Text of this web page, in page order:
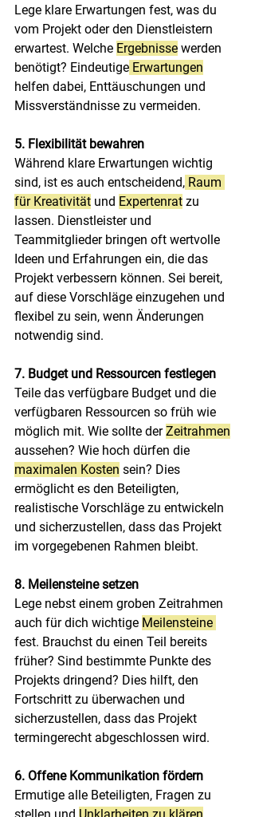
Lege klare Erwartungen fest, was du
vom Projekt oder den Dienstleistern
erwartest. Welche Ergebnisse werden
benötigt? Eindeutige Erwartungen
helfen dabei, Enttäuschungen und
Missverständnisse zu vermeiden.
5. Flexibilität bewahren
Während klare Erwartungen wichtig
sind, ist es auch entscheidend, Raum
für Kreativität und Expertenrat zu
lassen. Dienstleister und
Teammitglieder bringen oft wertvolle
Ideen und Erfahrungen ein, die das
Projekt verbessern können. Sei bereit,
auf diese Vorschläge einzugehen und
flexibel zu sein, wenn Änderungen
notwendig sind.
7. Budget und Ressourcen festlegen
Teile das verfügbare Budget und die
verfügbaren Ressourcen so früh wie
möglich mit. Wie sollte der Zeitrahmen
aussehen? Wie hoch dürfen die
maximalen Kosten sein? Dies
ermöglicht es den Beteiligten,
realistische Vorschläge zu entwickeln
und sicherzustellen, dass das Projekt
im vorgegebenen Rahmen bleibt.
8. Meilensteine setzen
Lege nebst einem groben Zeitrahmen
auch für dich wichtige Meilensteine
fest. Brauchst du einen Teil bereits
früher? Sind bestimmte Punkte des
Projekts dringend? Dies hilft, den
Fortschritt zu überwachen und
sicherzustellen, dass das Projekt
termingerecht abgeschlossen wird.
6. Offene Kommunikation fördern
Ermutige alle Beteiligten, Fragen zu